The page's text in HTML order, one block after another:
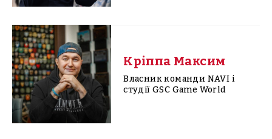
Кріппа Максим
Власник команди NAVI і
студії GSC Game World